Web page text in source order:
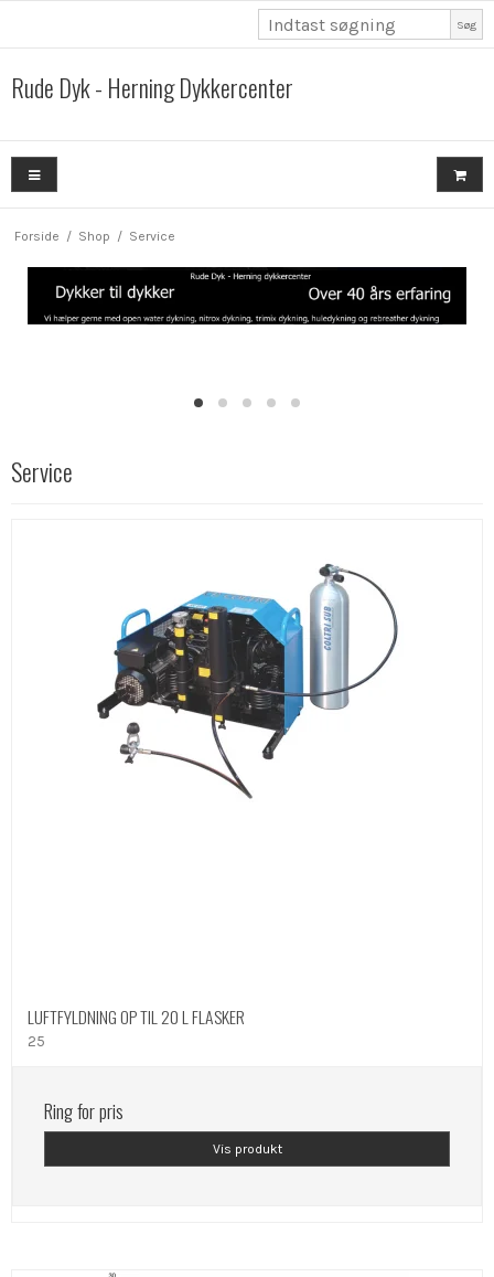
Søg
Rude Dyk - Herning Dykkercenter
Forside / Shop / Service
Service
LUFTFYLDNING OP TIL 20 L FLASKER
25
Ring for pris
Vis produkt